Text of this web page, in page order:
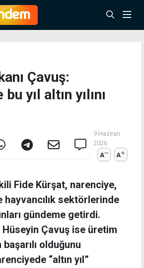
Çavuş:
yıl altın yılını
9 Haziran
2026
A
A
Fide Kürşat, narenciye,
sektörlerinde
gündeme getirdi.
Hüseyin Çavuş ise üretim
başarılı olduğunu
“altın yıl”